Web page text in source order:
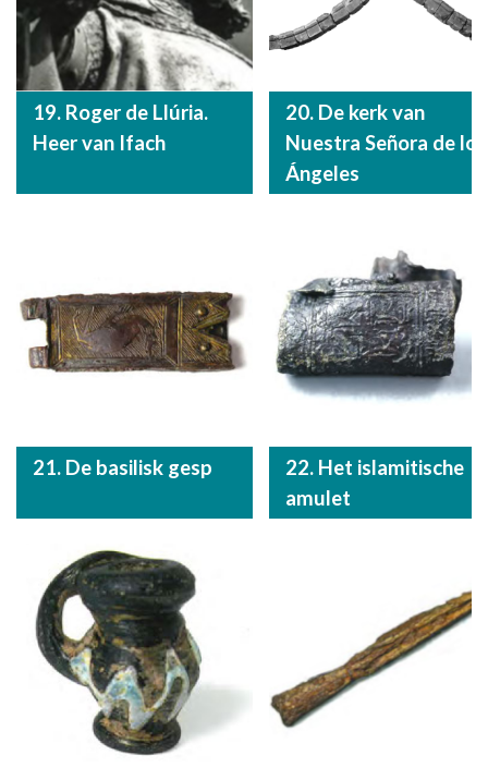
19. Roger de Llúria.
Heer van Ifach
20. De kerk van
Nuestra Señora de los
Ángeles
21. De basilisk gesp
22. Het islamitische
amulet